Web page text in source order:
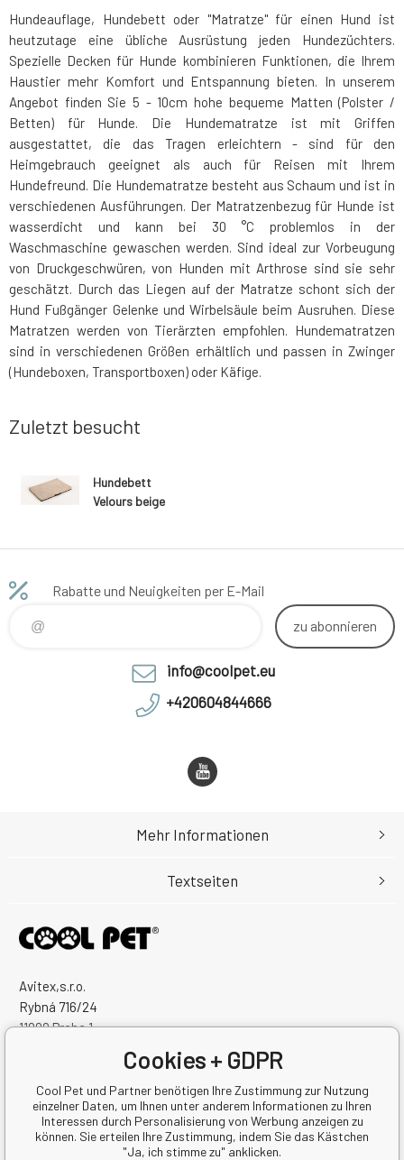
Hundeauflage, Hundebett oder "Matratze" für einen Hund ist
heutzutage eine übliche Ausrüstung jeden Hundezüchters.
Spezielle Decken für Hunde kombinieren Funktionen, die Ihrem
Haustier mehr Komfort und Entspannung bieten. In unserem
Angebot finden Sie 5 - 10cm hohe bequeme Matten (Polster /
Betten) für Hunde. Die Hundematratze ist mit Griffen
ausgestattet, die das Tragen erleichtern - sind für den
Heimgebrauch geeignet als auch für Reisen mit Ihrem
Hundefreund. Die Hundematratze besteht aus Schaum und ist in
verschiedenen Ausführungen. Der Matratzenbezug für Hunde ist
wasserdicht und kann bei 30 °C problemlos in der
Waschmaschine gewaschen werden. Sind ideal zur Vorbeugung
von Druckgeschwüren, von Hunden mit Arthrose sind sie sehr
geschätzt. Durch das Liegen auf der Matratze schont sich der
Hund Fußgänger Gelenke und Wirbelsäule beim Ausruhen. Diese
Matratzen werden von Tierärzten empfohlen. Hundematratzen
sind in verschiedenen Größen erhältlich und passen in Zwinger
(Hundeboxen, Transportboxen) oder Käfige.
Zuletzt besucht
Hundebett
Velours beige
Rabatte und Neuigkeiten per E-Mail
zu abonnieren
info@coolpet.eu
+420604844666
Avitex,s.r.o.
Rybná 716/24
11000 Praha 1
Handelsregister Nr.: 60745291
Steuernum.: CZ60745291
Mehr Informationen
Textseiten
Cookies + GDPR
Cool Pet und Partner benötigen Ihre Zustimmung zur Nutzung
einzelner Daten, um Ihnen unter anderem Informationen zu Ihren
Interessen durch Personalisierung von Werbung anzeigen zu
können. Sie erteilen Ihre Zustimmung, indem Sie das Kästchen
"Ja, ich stimme zu" anklicken.